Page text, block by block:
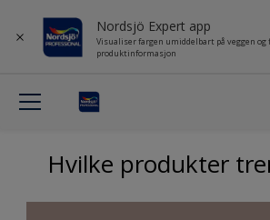
Nordsjö Expert app
Visualiser fargen umiddelbart på veggen og
produktinformasjon
Hvilke produkter